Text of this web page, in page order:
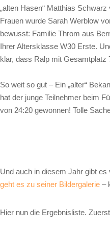
„alten Hasen“ Matthias
Frauen wurde Sarah Werblow
bewusst: Familie Throm aus
Ihrer Altersklasse W30 Erste.
klar, dass Ralp mit
So weit so gut – Ein „alter“
hat der junge Teilnehmer beim
von 24:20 gewonnen! Tolle
Und auch in diesem Jahr gibt
geht es zu seiner Bildergalerie –
Hier nun die Ergebnisliste.